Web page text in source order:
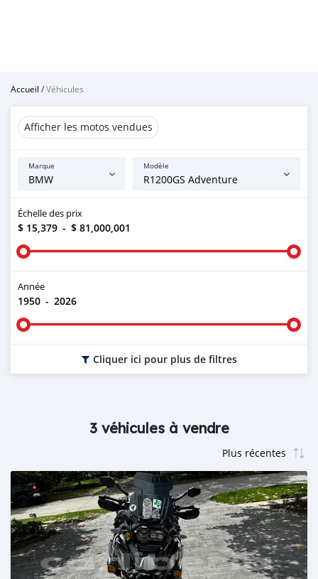
Accueil /Véhicules
Afficher les motos vendues
Marque Modèle
Échelle des prix
$ 15,379 - $ 81,000,001
Année
1950 - 2026
Cliquer ici pour plus de filtres
3 véhicules à vendre